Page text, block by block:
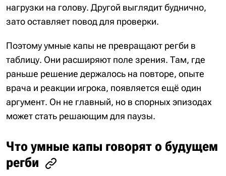
нагрузки на голову. Другой выглядит буднично,
зато оставляет повод для проверки.
Поэтому умные капы не превращают регби в
таблицу. Они расширяют поле зрения. Там, где
раньше решение держалось на повторе, опыте
врача и реакции игрока, появляется ещё один
аргумент. Он не главный, но в спорных эпизодах
может стать решающим для паузы.
Что умные капы говорят о будущем
регби